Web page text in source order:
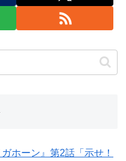
ホーン』第2話「示せ！